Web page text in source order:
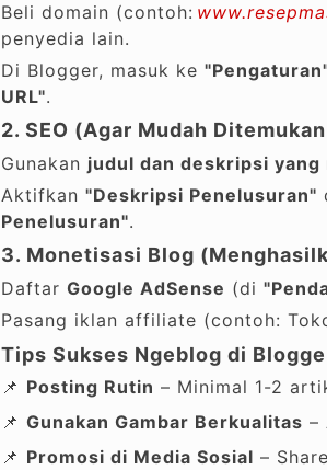
Beli domain (contoh:
penyedia lain.
Di Blogger, masuk ke
URL".
2. SEO (Agar Mudah
Gunakan judul dan deskripsi
Aktifkan "Deskripsi Penelusuran"
Penelusuran".
3. Monetisasi Blog
Daftar Google AdSense (di
Pasang iklan affiliate (contoh:
Tips Sukses Ngeblog di
📌 Posting Rutin – Minimal 1-2
📌 Gunakan Gambar Berkualitas –
📌 Promosi di Media Sosial –